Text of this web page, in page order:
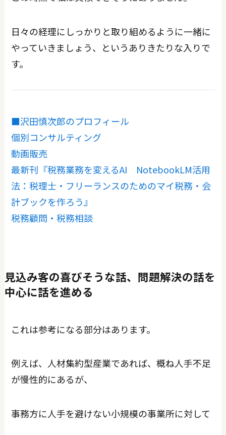
日々の経理にしっかりと取り組めるように一緒に
やっていきましょう、というありきたりな入りで
す。
■沢田慎次郎のプロフィール
個別コンサルティング
動画販売
最新刊『税務業務を変えるAI NotebookLM活用
法：税理士・フリーランスのためのマイ税務・会
計ブックを作ろう』
税務顧問・税務相談
見込み客の喜びそうな話、問題解決の話を
中心に話を進める
これは参考になる部分はあります。
例えば、人材集約型産業であれば、概ね人手不足
が慢性的にあるが、
事務方に人手を避けない小規模の事業所に対して